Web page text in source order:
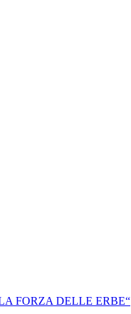
FORZA DELLE ERBE“